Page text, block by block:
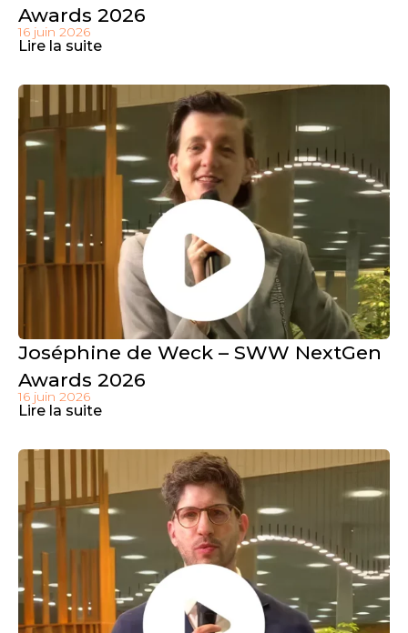
Awards 2026
16 juin 2026
Lire la suite
Joséphine de Weck – SWW NextGen
Awards 2026
16 juin 2026
Lire la suite